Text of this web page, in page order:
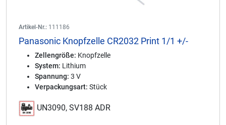
Artikel-Nr.: 111186
Panasonic Knopfzelle CR2032 Print 1/1 +/-
Zellengröße: Knopfzelle
System: Lithium
Spannung: 3 V
Verpackungsart: Stück
UN3090, SV188 ADR